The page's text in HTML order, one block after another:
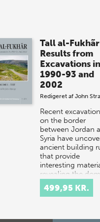
Tall al-Fukhãr
Results from
Excavations in
1990-93 and
2002
Redigeret af John
Recent
on the border
between Jordan
Syria have
ancient building
that provide
interesting
revealing the
499,95 KR.